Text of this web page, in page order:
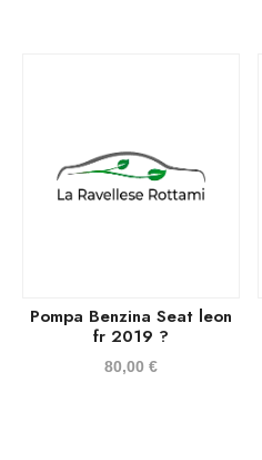
Pompa Benzina Seat leon
fr 2019 ?
80,00 €